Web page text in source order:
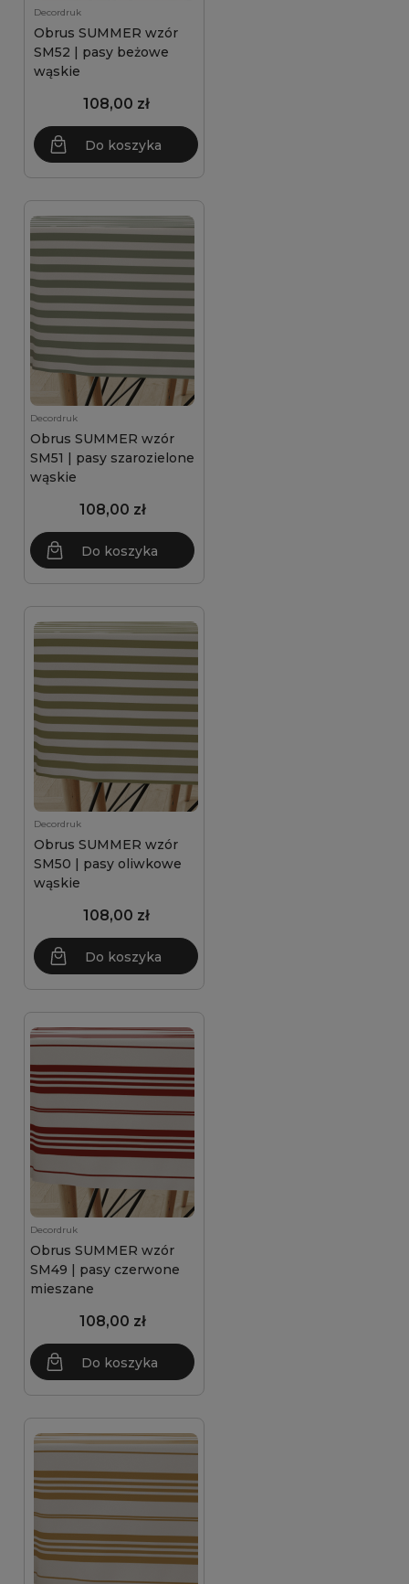
Decordruk
Obrus SUMMER wzór
SM52 | pasy beżowe
wąskie
108,00 zł
Do koszyka
Decordruk
Obrus SUMMER wzór
SM51 | pasy szarozielone
wąskie
108,00 zł
Do koszyka
Decordruk
Obrus SUMMER wzór
SM50 | pasy oliwkowe
wąskie
108,00 zł
Do koszyka
Decordruk
Obrus SUMMER wzór
SM49 | pasy czerwone
mieszane
108,00 zł
Do koszyka